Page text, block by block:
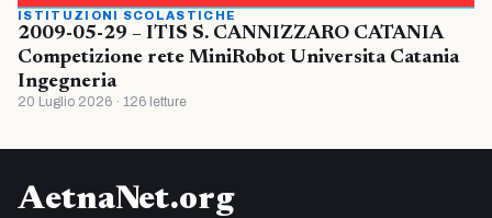
ISTITUZIONI SCOLASTICHE
2009-05-29 – ITIS S. CANNIZZARO CATANIA
Competizione rete MiniRobot Universita Catania
Ingegneria
20 Luglio 2026 · 126 letture
AetnaNet.org